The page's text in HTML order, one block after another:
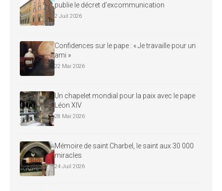
publie le décret d’excommunication
2 Juil 2026
Confidences sur le pape : « Je travaille pour un
ami »
22 Mai 2026
Un chapelet mondial pour la paix avec le pape
Léon XIV
28 Mai 2026
Mémoire de saint Charbel, le saint aux 30 000
miracles
24 Juil 2026